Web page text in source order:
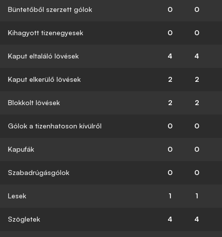
Büntetőből szerzett gólok 0 0
Kihagyott tizenegyesek 0 0
Kaput eltaláló lövések 4 4
Kaput elkerülő lövések 2 2
Blokkolt lövések 2 2
Gólok a tizenhatoson kívülről 0 0
Kapufák 0 0
Szabadrúgásgólok 0 0
Lesek 1 1
Szögletek 4 4